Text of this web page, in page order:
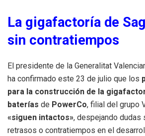
La gigafactoría de
sin contratiempos
El presidente de la Generalitat
ha confirmado este 23 de julio que los
para la construcción de la
baterías de PowerCo, filial del grupo
«siguen intactos», despejando
retrasos o contratiempos en el